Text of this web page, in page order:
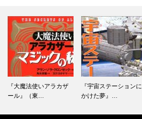
ビ
ゲ
ー
シ
ョ
ン
『大魔法使いアラカザ
ール』（東…
『宇宙ステーションに
かけた夢』…